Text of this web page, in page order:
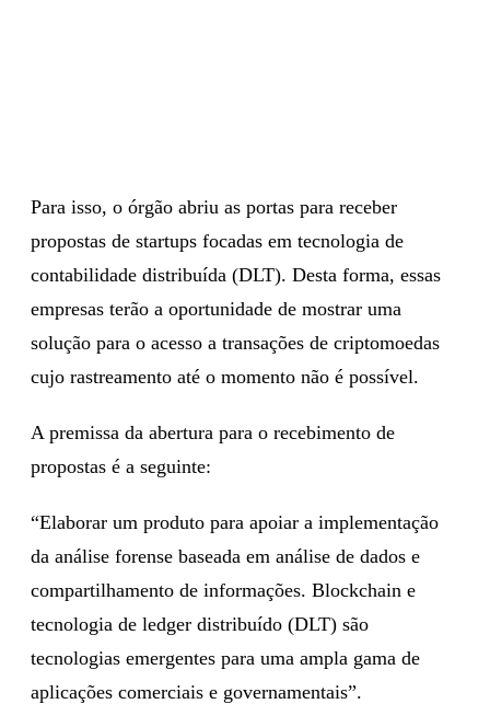
Para isso, o órgão abriu as portas para receber
propostas de startups focadas em tecnologia de
contabilidade distribuída (DLT). Desta forma, essas
empresas terão a oportunidade de mostrar uma
solução para o acesso a transações de criptomoedas
cujo rastreamento até o momento não é possível.
A premissa da abertura para o recebimento de
propostas é a seguinte:
“Elaborar um produto para apoiar a implementação
da análise forense baseada em análise de dados e
compartilhamento de informações. Blockchain e
tecnologia de ledger distribuído (DLT) são
tecnologias emergentes para uma ampla gama de
aplicações comerciais e governamentais”.